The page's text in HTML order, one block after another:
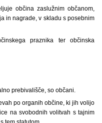
občina zaslužnim občanom,
in nagrade, v skladu s posebnim
praznika ter občinska
prebivališče, so občani.
po organih občine, ki jih volijo
na svobodnih volitvah s tajnim